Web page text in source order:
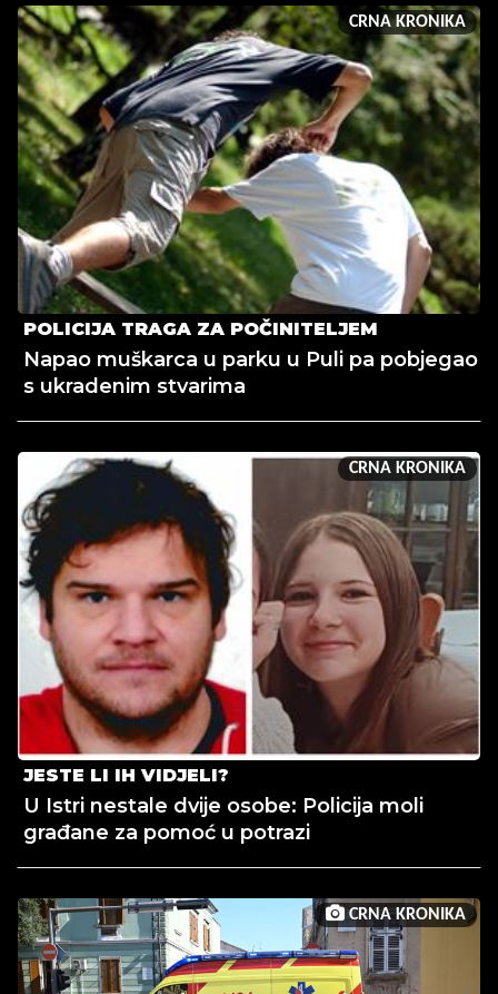
CRNA KRONIKA
POLICIJA TRAGA ZA POČINITELJEM
Napao muškarca u parku u Puli pa pobjegao
s ukradenim stvarima
CRNA KRONIKA
JESTE LI IH VIDJELI?
U Istri nestale dvije osobe: Policija moli
građane za pomoć u potrazi
CRNA KRONIKA